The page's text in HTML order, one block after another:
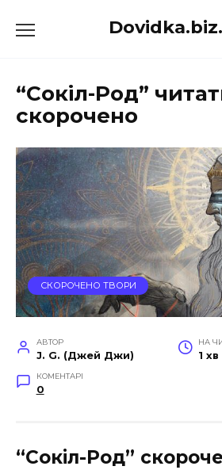
до
“Сокіл-Род”
скорочено
СКОРОЧЕНО ТВОРИ
АВТОР
J. G. (Джей Джи)
НА
1 хв
КОМЕНТАРІ
0
“Сокіл-Род”